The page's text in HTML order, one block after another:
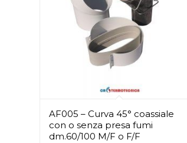
AF005 – Curva 45° coassiale
con o senza presa fumi
dm.60/100 M/F o F/F